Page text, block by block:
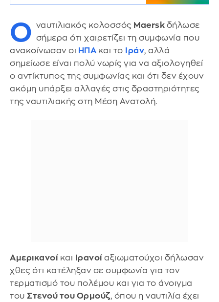
Ο ναυτιλιακός κολοσσός Maersk δήλωσε
σήμερα ότι χαιρετίζει τη συμφωνία που
ανακοίνωσαν οι ΗΠΑ και το Ιράν, αλλά
σημείωσε είναι πολύ νωρίς για να αξιολογηθεί
ο αντίκτυπος της συμφωνίας και ότι δεν έχουν
ακόμη υπάρξει αλλαγές στις δραστηριότητες
της ναυτιλιακής στη Μέση Ανατολή.
Αμερικανοίκαι Ιρανοίαξιωματούχοι δήλωσαν
χθες ότι κατέληξαν σε συμφωνία για τον
τερματισμό του πολέμου και για το άνοιγμα
του Στενού του Ορμούζ, όπου η ναυτιλία έχει